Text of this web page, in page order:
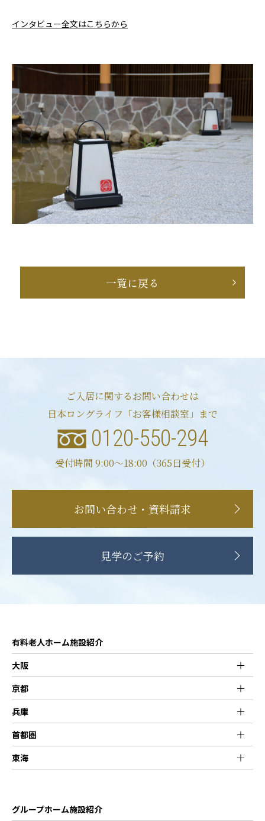
インタビュー全文はこちらから
一覧に戻る
ご入居に関するお問い合わせは
日本ロングライフ「お客様相談室」まで
0120-550-294
受付時間 9:00〜18:00（365日受付）
お問い合わせ・資料請求
見学のご予約
有料老人ホーム施設紹介
大阪
京都
兵庫
首都圏
東海
グループホーム施設紹介